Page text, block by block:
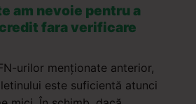
am nevoie pentru a
fara verificare
urilor menționate anterior,
este suficientă atunci